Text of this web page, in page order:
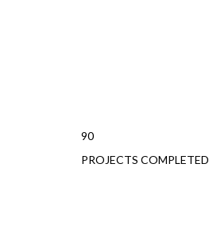
90
PROJECTS COMPLETED